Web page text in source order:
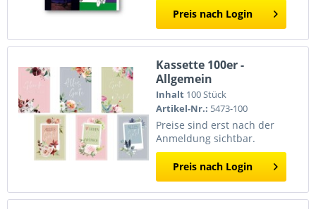
Preis nach Login
Kassette 100er -
Allgemein
Inhalt 100 Stück
Artikel-Nr.: 5473-100
Preise sind erst nach der
Anmeldung sichtbar.
Preis nach Login